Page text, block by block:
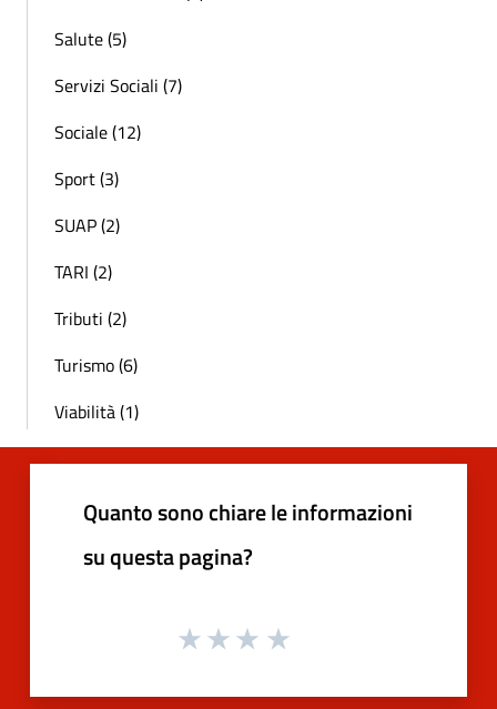
Salute (5)
Servizi Sociali (7)
Sociale (12)
Sport (3)
SUAP (2)
TARI (2)
Tributi (2)
Turismo (6)
Viabilità (1)
Quanto sono chiare le informazioni
su questa pagina?